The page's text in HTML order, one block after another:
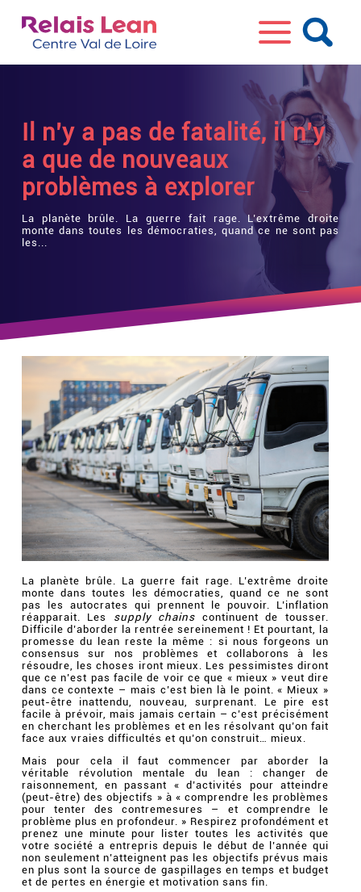
Il n’y a pas de fatalité, il n’y
a que de nouveaux
problèmes à explorer
La planète brûle. La guerre fait rage. L’extrême droite
monte dans toutes les démocraties, quand ce ne sont pas
les...
La planète brûle. La guerre fait rage. L’extrême droite
monte dans toutes les démocraties, quand ce ne sont
pas les autocrates qui prennent le pouvoir. L’inflation
réapparait. Les supply chains continuent de tousser.
Difficile d’aborder la rentrée sereinement ! Et pourtant, la
promesse du lean reste la même : si nous forgeons un
consensus sur nos problèmes et collaborons à les
résoudre, les choses iront mieux. Les pessimistes diront
que ce n’est pas facile de voir ce que « mieux » veut dire
dans ce contexte – mais c’est bien là le point. « Mieux »
peut-être inattendu, nouveau, surprenant. Le pire est
facile à prévoir, mais jamais certain – c’est précisément
en cherchant les problèmes et en les résolvant qu’on fait
face aux vraies difficultés et qu’on construit… mieux.
Mais pour cela il faut commencer par aborder la
véritable révolution mentale du lean : changer de
raisonnement, en passant « d’activités pour atteindre
(peut-être) des objectifs » à « comprendre les problèmes
pour tenter des contremesures – et comprendre le
problème plus en profondeur. » Respirez profondément et
prenez une minute pour lister toutes les activités que
votre société a entrepris depuis le début de l’année qui
non seulement n’atteignent pas les objectifs prévus mais
en plus sont la source de gaspillages en temps et budget
et de pertes en énergie et motivation sans fin.